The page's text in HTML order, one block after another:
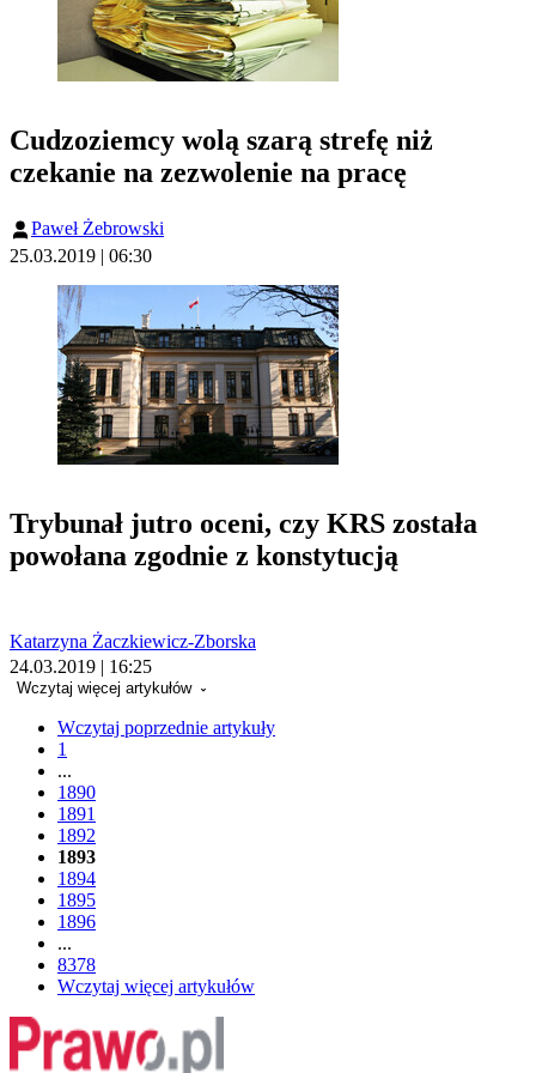
Cudzoziemcy wolą szarą strefę niż
czekanie na zezwolenie na pracę
Paweł Żebrowski
25.03.2019 | 06:30
Trybunał jutro oceni, czy KRS została
powołana zgodnie z konstytucją
Katarzyna Żaczkiewicz-Zborska
24.03.2019 | 16:25
Wczytaj więcej artykułów
Wczytaj poprzednie artykuły
1
...
1890
1891
1892
1893
1894
1895
1896
...
8378
Wczytaj więcej artykułów